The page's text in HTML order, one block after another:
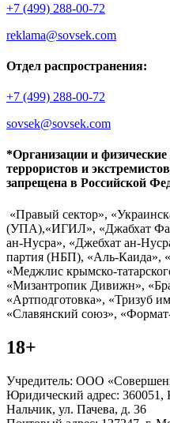
+7 (499) 288-00-72
reklama@sovsek.com
Отдел распространения:
+7 (499) 288-00-72
sovsek@sovsek.com
*Организации и
террористов и
запрещена в Российской
«Правый сектор»,
(УПА),«ИГИЛ», «Джабхат
ан-Нусра», «Джебхат ан-
партия (НБП), «Аль-
«Меджлис крымско-
«Мизантропик Дивижн»,
«Артподготовка», «Тризуб
«Славянский союз»,
18+
Учредитель: ООО
Юридический адрес: 360051,
Нальчик, ул. Пачева, д. 36